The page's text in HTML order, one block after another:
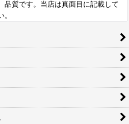
品質です。当店は真面目に記載して